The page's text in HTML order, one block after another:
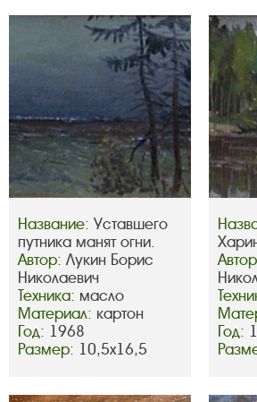
Название: Уставшего
путника манят огни.
Автор: Лукин Борис
Николаевич
Техника: масло
Материал: картон
Год: 1968
Размер: 10,5х16,5
Год: